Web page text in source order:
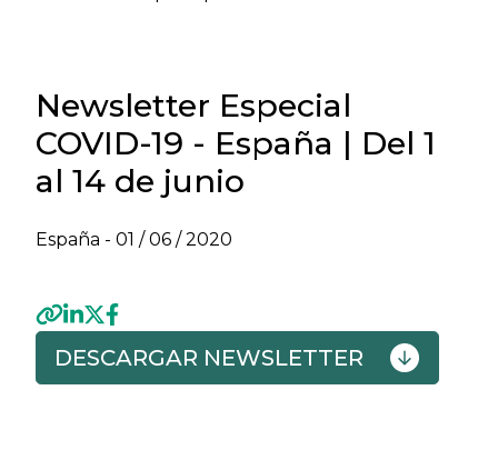
Newsletter Especial
COVID-19 - España | Del 1
al 14 de junio
España - 01 / 06 / 2020
DESCARGAR NEWSLETTER